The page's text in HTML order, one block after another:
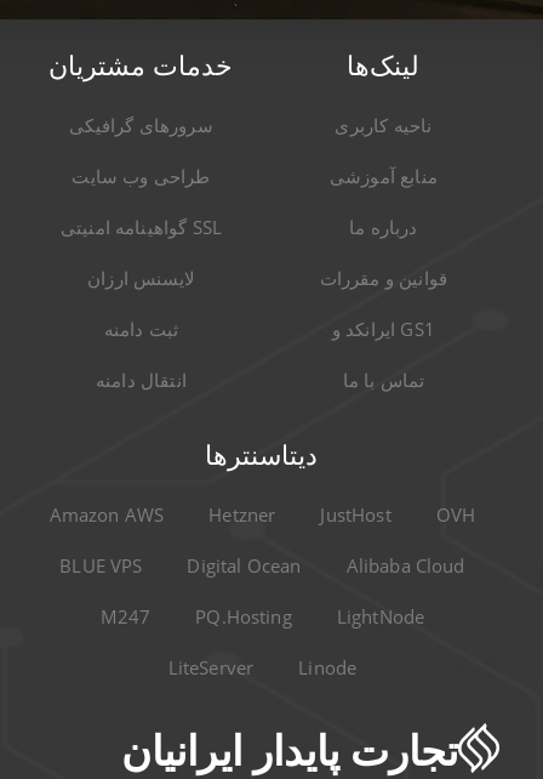
خدمات مشتریان
سرورهای گرافیکی
طراحی وب سایت
گواهینامه امنیتی SSL
لایسنس ارزان
ثبت دامنه
انتقال دامنه
لینک‌ها
ناحیه کاربری
منابع آموزشی
درباره ما
قوانین و مقررات
ایرانکد و GS1
تماس با ما
دیتاسنترها
Amazon AWS Hetzner JustHost OVH
BLUE VPS Digital Ocean Alibaba Cloud
M247 PQ.Hosting LightNode
LiteServer Linode
تجارت پایدار ایرانیان